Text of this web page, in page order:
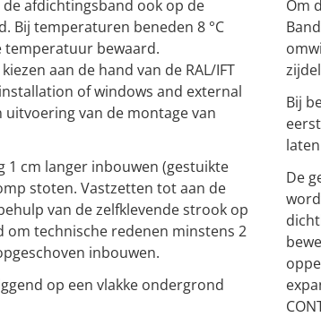
afdichtingsband ook op de
Bij temperaturen beneden 8 °C
temperatuur bewaard.
aan de hand van de RAL/IFT
of windows and external
van de montage van
1 cm langer inbouwen (gestuikte
stoten. Vastzetten tot aan de
van de zelfklevende strook op
om technische redenen minstens 2
inbouwen.
op een vlakke ondergrond
Om
Bij
De